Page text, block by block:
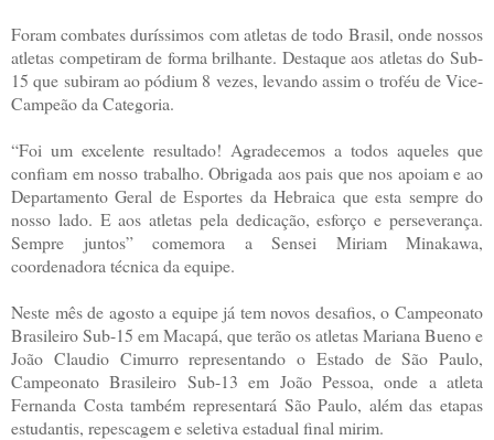
Foram combates duríssimos com atletas de todo Brasil, onde nossos
atletas competiram de forma brilhante. Destaque aos atletas do Sub-
15 que subiram ao pódium 8 vezes, levando assim o troféu de Vice-
Campeão da Categoria.
“Foi um excelente resultado! Agradecemos a todos aqueles que
confiam em nosso trabalho. Obrigada aos pais que nos apoiam e ao
Departamento Geral de Esportes da Hebraica que esta sempre do
nosso lado. E aos atletas pela dedicação, esforço e perseverança.
Sempre juntos” comemora a Sensei Miriam Minakawa,
coordenadora técnica da equipe.
Neste mês de agosto a equipe já tem novos desafios, o Campeonato
Brasileiro Sub-15 em Macapá, que terão os atletas Mariana Bueno e
João Claudio Cimurro representando o Estado de São Paulo,
Campeonato Brasileiro Sub-13 em João Pessoa, onde a atleta
Fernanda Costa também representará São Paulo, além das etapas
estudantis, repescagem e seletiva estadual final mirim.